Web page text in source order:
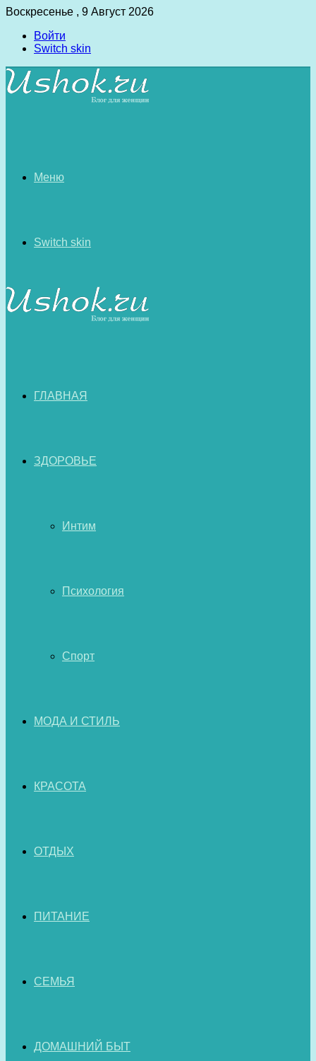
Воскресенье , 9 Август 2026
Войти
Switch skin
Меню
Switch skin
ГЛАВНАЯ
ЗДОРОВЬЕ
Интим
Психология
Спорт
МОДА И СТИЛЬ
КРАСОТА
ОТДЫХ
ПИТАНИЕ
СЕМЬЯ
ДОМАШНИЙ БЫТ